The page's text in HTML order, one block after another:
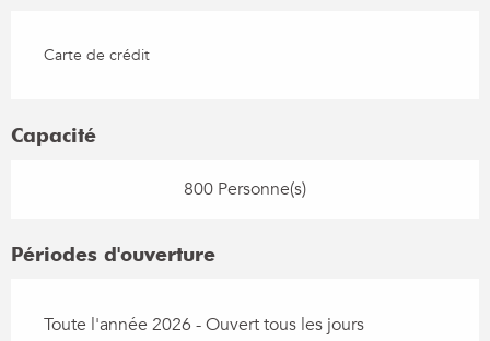
Carte de crédit
Capacité
800 Personne(s)
Périodes d'ouverture
Toute l'année 2026 - Ouvert tous les jours